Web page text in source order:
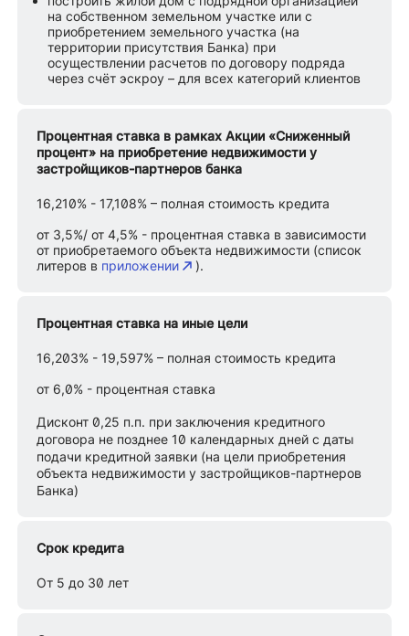
на собственном земельном участке или с
приобретением земельного участка (на
территории присутствия Банка) при
осуществлении расчетов по договору подряда
через счёт эскроу – для всех категорий клиентов
Процентная ставка в рамках Акции «Сниженный
процент» на приобретение недвижимости у
застройщиков-партнеров банка
16,210% - 17,108% – полная стоимость кредита
от 3,5%/ от 4,5% - процентная ставка в зависимости
от приобретаемого объекта недвижимости (список
литеров в приложении ).
Процентная ставка на иные цели
16,203% - 19,597% – полная стоимость кредита
от 6,0% - процентная ставка
Дисконт 0,25 п.п. при заключения кредитного
договора не позднее 10 календарных дней с даты
подачи кредитной заявки (на цели приобретения
объекта недвижимости у застройщиков-партнеров
Банка)
Срок кредита
От 5 до 30 лет